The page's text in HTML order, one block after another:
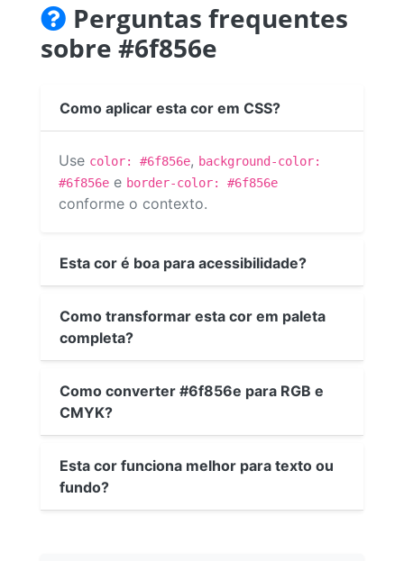
Perguntas frequentes
sobre #6f856e
Como aplicar esta cor em CSS?
Use color: #6f856e, background-color:
#6f856e e border-color: #6f856e
conforme o contexto.
Esta cor é boa para acessibilidade?
Como transformar esta cor em paleta
completa?
Como converter #6f856e para RGB e
CMYK?
Esta cor funciona melhor para texto ou
fundo?